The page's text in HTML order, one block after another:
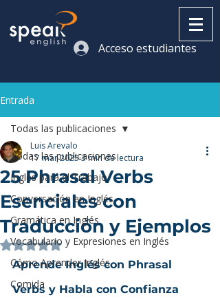
Acceso estudiantes
Entrada
Todas las publicaciones
Inglés para el Trabajo
Conversación en Inglés
Gramática en Inglés
Vocabulario y Expresiones en Inglés
Cómo Aprender Inglés
Comida
Todas las publicaciones
25 Phrasal Verbs
Esenciales con
Traducción y Ejemplos
Luis Arevalo
17 mar 20253 min de lectura
Obtuvo NaN de 5 estrellas.
Aprende Inglés con Phrasal
Verbs y Habla con Confianza